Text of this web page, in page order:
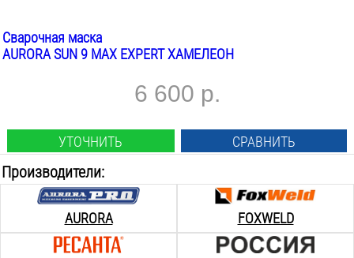
Сварочная маска
AURORA SUN 9 MAX EXPERT ХАМЕЛЕОН
6 600 р.
УТОЧНИТЬ СРАВНИТЬ
Производители:
AURORA FOXWELD